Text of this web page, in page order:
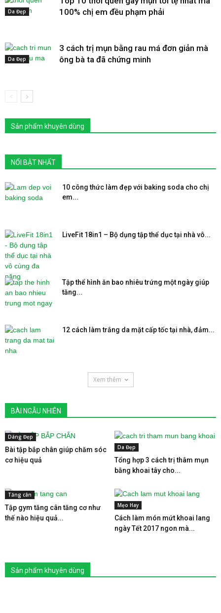
Da Đẹp
100% chị em đều phạm phải
Da Đẹp
3 cách trị mụn bằng rau má đơn giản mà
ông bà ta đã chứng minh
Sản phẩm khuyên dùng
NỔI BẬT NHẤT
10 công thức làm đẹp với baking soda cho chị
em...
LiveFit 18in1 – Bộ dụng tập thể dục tại nhà vô...
Tập thể hình ăn bao nhiêu trứng một ngày giúp
tăng...
12 cách làm trắng da mặt cấp tốc tại nhà, đảm...
Xem thêm
BÀI NGẪU NHIÊN
Dáng Đẹp
Bài tập bắp chân giúp chăm sóc
cơ hiệu quả
Da Đẹp
Tổng hợp 3 cách trị thâm mụn
bằng khoai tây cho...
Tăng cân
Tập gym tăng cân tăng cơ như
thế nào hiệu quả...
Mẹo Hay
Cách làm món mứt khoai lang
ngày Tết 2017 ngon mà...
Sản phẩm khuyên dùng